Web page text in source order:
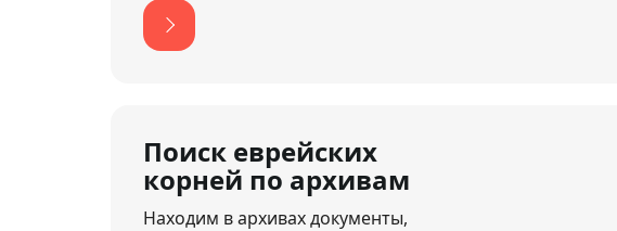
Поиск еврейских
корней по архивам
Находим в архивах документы,